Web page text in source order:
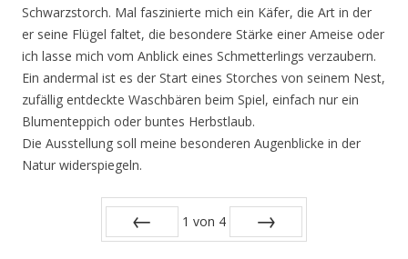
Schwarzstorch. Mal faszinierte mich ein Käfer, die Art in der
er seine Flügel faltet, die besondere Stärke einer Ameise oder
ich lasse mich vom Anblick eines Schmetterlings verzaubern.
Ein andermal ist es der Start eines Storches von seinem Nest,
zufällig entdeckte Waschbären beim Spiel, einfach nur ein
Blumenteppich oder buntes Herbstlaub.
Die Ausstellung soll meine besonderen Augenblicke in der
Natur widerspiegeln.
1 von 4